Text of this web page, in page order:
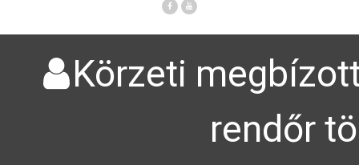
Körzeti
rendőr